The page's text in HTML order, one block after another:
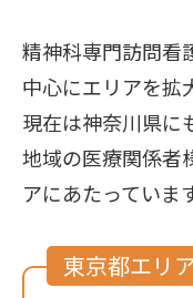
精神科専門訪問看
中心にエリアを拡
現在は神奈川県に
地域の医療関係者
アにあたっていま
東京都エリ